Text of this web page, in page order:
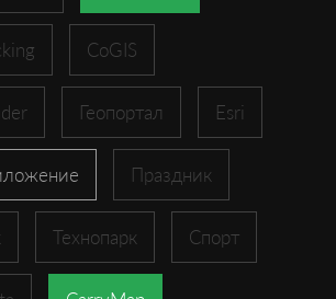
CoGIS
Геопортал Esri
Праздник
Технопарк Спорт